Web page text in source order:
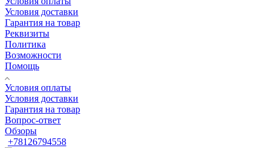
Условия доставки
Гарантия на товар
Реквизиты
Политика
Возможности
Помощь
Условия оплаты
Условия доставки
Гарантия на товар
Вопрос-ответ
Обзоры
+78126794558